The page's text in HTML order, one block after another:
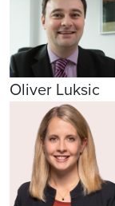
Oliver Luksic